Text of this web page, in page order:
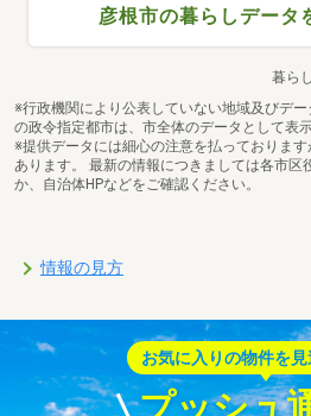
彦根市の暮らしデータ
暮ら
※行政機関により公表していない地域及びデ
の政令指定都市は、市全体のデータとして表
※提供データには細心の注意を払っておりま
あります。 最新の情報につきましては各市区
か、自治体HPなどをご確認ください。
情報の見方
お気に入りの物件を見
プッシュ